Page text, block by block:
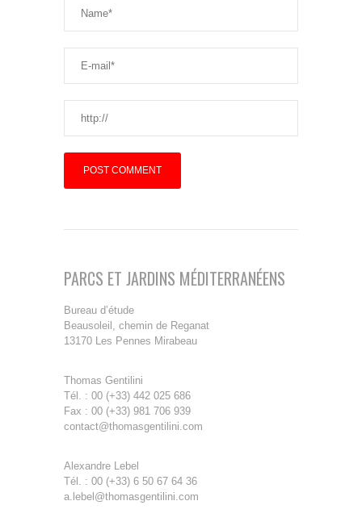
PARCS ET JARDINS MÉDITERRANÉENS
Bureau d’étude
Beausoleil, chemin de Reganat
13170 Les Pennes Mirabeau
Thomas Gentilini
Tél. : 00 (+33) 442 025 686
Fax : 00 (+33) 981 706 939
contact@thomasgentilini.com
Alexandre Lebel
Tél. : 00 (+33) 6 50 67 64 36
a.lebel@thomasgentilini.com